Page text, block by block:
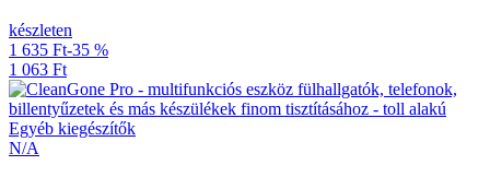
készleten
1 635 Ft-35 %
1 063 Ft
Egyéb kiegészítők
N/A